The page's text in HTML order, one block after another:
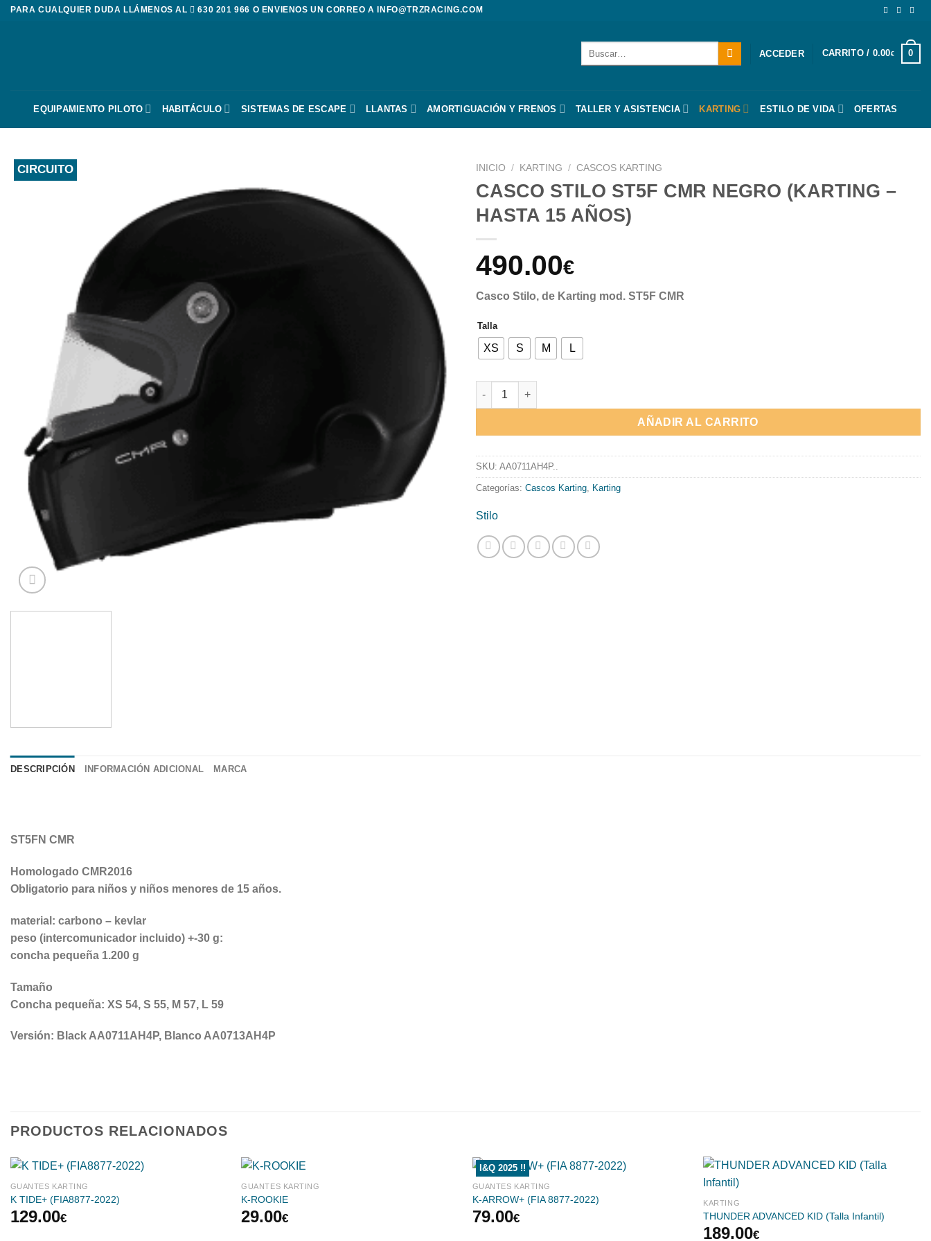
Saltar
PARA CUALQUIER DUDA LLÁMENOS AL 630 201 966 O ENVIENOS UN CORREO A INFO@TRZRACING.COM
ACCEDER CARRITO / 0.00€ 0
EQUIPAMIENTO PILOTO HABITÁCULO SISTEMAS DE ESCAPE LLANTAS AMORTIGUACIÓN Y FRENOS TALLER Y ASISTENCIA KARTING ESTILO DE VIDA OFERTAS
CIRCUITO INICIO / KARTING / CASCOS KARTING
CASCO STILO ST5F CMR NEGRO (KARTING –
HASTA 15 AÑOS)
490.00€
Casco Stilo, de Karting mod. ST5F CMR
Talla
XS S M L
CASCO STILO ST5F CMR NEGRO (KARTING - HASTA 15 AÑOS) cantidad
AÑADIR AL CARRITO
SKU: AA0711AH4P..
Categorías: Cascos Karting Karting
Stilo
DESCRIPCIÓN INFORMACIÓN ADICIONAL MARCA
ST5FN CMR
Homologado CMR2016
Obligatorio para niños y niños menores de 15 años.
material: carbono – kevlar
peso (intercomunicador incluido) +-30 g:
concha pequeña 1.200 g
Tamaño
Concha pequeña: XS 54, S 55, M 57, L 59
Versión: Black AA0711AH4P, Blanco AA0713AH4P
PRODUCTOS RELACIONADOS
GUANTES KARTING
K TIDE+ (FIA8877-2022)
129.00€
GUANTES KARTING
K-ROOKIE
29.00€
I&Q 2025 !!
GUANTES KARTING
K-ARROW+ (FIA 8877-2022)
79.00€
KARTING
THUNDER ADVANCED KID (Talla Infantil)
189.00€